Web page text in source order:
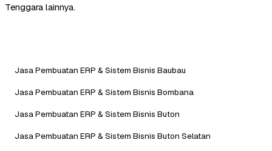
Tenggara lainnya.
Jasa Pembuatan ERP & Sistem Bisnis Baubau
Jasa Pembuatan ERP & Sistem Bisnis Bombana
Jasa Pembuatan ERP & Sistem Bisnis Buton
Jasa Pembuatan ERP & Sistem Bisnis Buton Selatan